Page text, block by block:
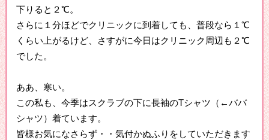
下りると２℃。
さらに１分ほどでクリニックに到着しても、普段なら１℃
くらい上がるけど、さすがに今日はクリニック周辺も２℃
でした。
ああ、寒い。
この私も、今季はスクラブの下に長袖のTシャツ（←ババ
シャツ）着ています。
皆様お気になさらず・・気付かぬふりをしていただきます